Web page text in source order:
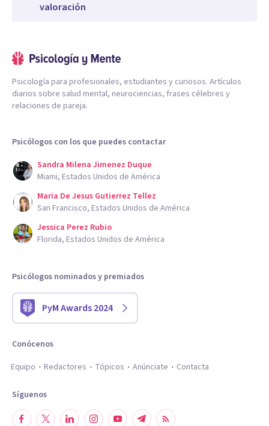
valoración
Psicología para profesionales, estudiantes y curiosos. Artículos
diarios sobre salud mental, neurociencias, frases célebres y
relaciones de pareja.
Psicólogos con los que puedes contactar
Sandra Milena Jimenez Duque
Miami, Estados Unidos de América
Maria De Jesus Gutierrez Tellez
San Francisco, Estados Unidos de América
Jessica Perez Rubio
Florida, Estados Unidos de América
Psicólogos nominados y premiados
PyM Awards 2024
Conócenos
Equipo
Redactores Tópicos Anúnciate Contacta
Síguenos